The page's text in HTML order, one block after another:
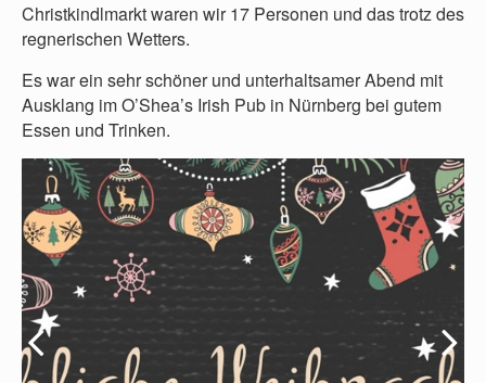
Christkindlmarkt waren wir 17 Personen und das trotz des
regnerischen Wetters.
Es war ein sehr schöner und unterhaltsamer Abend mit
Ausklang im O’Shea’s Irish Pub in Nürnberg bei gutem
Essen und Trinken.